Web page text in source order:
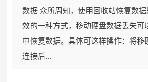
数据 众所周知，使用回收站恢复数
效的一种方式，移动硬盘数据丢失可
中恢复数据。具体可这样操作：将移
连接后...